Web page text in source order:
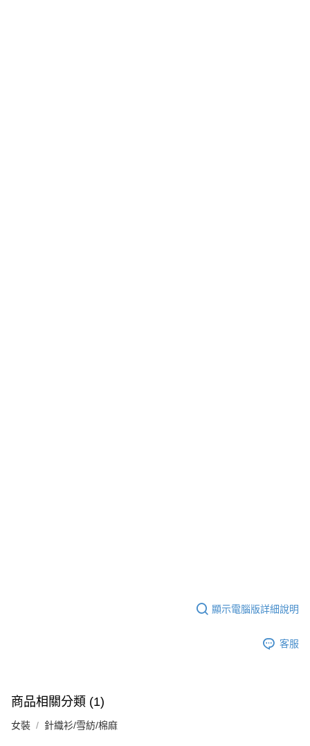
顯示電腦版詳細說明
客服
商品相關分類 (1)
女裝 針織衫/雪紡/棉麻